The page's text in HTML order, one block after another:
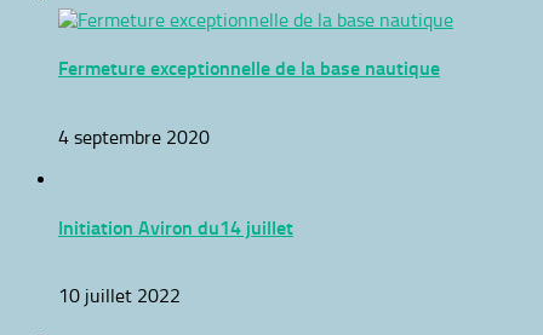
Fermeture exceptionnelle de la base nautique
4 septembre 2020
Initiation Aviron du14 juillet
10 juillet 2022